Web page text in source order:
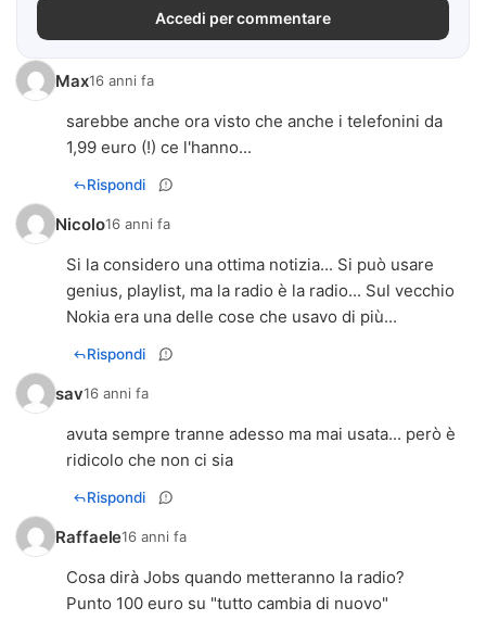
Accedi per commentare
Max16 anni fa
sarebbe anche ora visto che anche i telefonini da
1,99 euro (!) ce l'hanno...
Rispondi
Nicolo16 anni fa
Si la considero una ottima notizia... Si può usare
genius, playlist, ma la radio è la radio... Sul vecchio
Nokia era una delle cose che usavo di più...
Rispondi
sav16 anni fa
avuta sempre tranne adesso ma mai usata... però è
ridicolo che non ci sia
Rispondi
Raffaele16 anni fa
Cosa dirà Jobs quando metteranno la radio?
Punto 100 euro su "tutto cambia di nuovo"